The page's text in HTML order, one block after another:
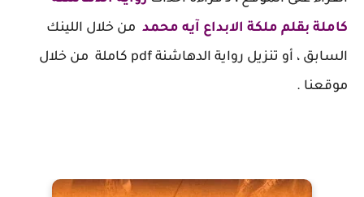
كاملة بقلم ملكة الابداع آيه محمد من خلال اللينك
السابق ، أو تنزيل رواية الدهاشنة pdf كاملة من خلال
موقعنا .